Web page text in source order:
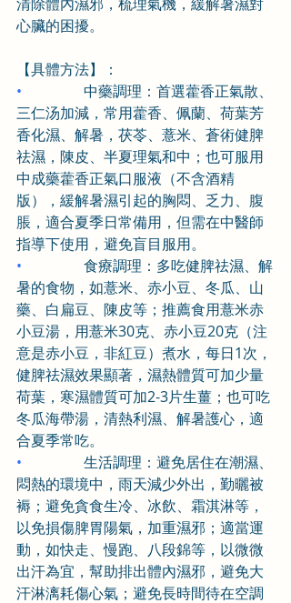
心臟的困擾。
【具體方法】：
• 中藥調理：首選藿香正氣散、
三仁汤加減，常用藿香、佩蘭、荷葉芳
香化濕、解暑，茯苓、薏米、蒼術健脾
祛濕，陳皮、半夏理氣和中；也可服用
中成藥藿香正氣口服液（不含酒精
版），緩解暑濕引起的胸悶、乏力、腹
脹，適合夏季日常備用，但需在中醫師
指導下使用，避免盲目服用。
• 食療調理：多吃健脾祛濕、解
暑的食物，如薏米、赤小豆、冬瓜、山
藥、白扁豆、陳皮等；推薦食用薏米赤
小豆湯，用薏米30克、赤小豆20克（注
意是赤小豆，非紅豆）煮水，每日1次，
健脾祛濕效果顯著，濕熱體質可加少量
荷葉，寒濕體質可加2-3片生薑；也可吃
冬瓜海帶湯，清熱利濕、解暑護心，適
合夏季常吃。
• 生活調理：避免居住在潮濕、
悶熱的環境中，雨天減少外出，勤曬被
褥；避免貪食生冷、冰飲、霜淇淋等，
以免損傷脾胃陽氣，加重濕邪；適當運
動，如快走、慢跑、八段錦等，以微微
出汗為宜，幫助排出體內濕邪，避免大
汗淋漓耗傷心氣；避免長時間待在空調